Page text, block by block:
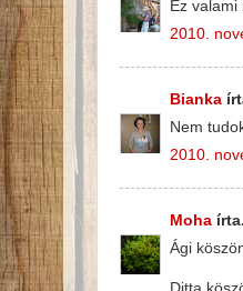
Ez
2010.
Bianka
Nem
2010.
Moha
Ági